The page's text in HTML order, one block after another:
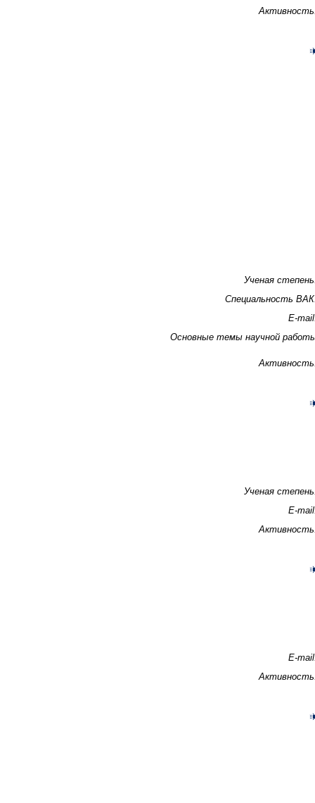
Ученая
Специальность
E-
Основные темы научной
Ученая
E-
E-